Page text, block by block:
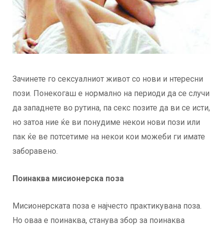
Зачинете го сексуалниот живот со нови и нтересни
пози. Понекогаш е нормално на периоди да се случи
да западнете во рутина, па секс позите да ви се исти,
но затоа ние ќе ви понудиме некои нови пози или
пак ќе ве потсетиме на некои кои можеби ги имате
заборавено.
Поинаква мисионерска поза
Мисионерската поза е најчесто практикувана поза.
Но оваа е поинаква, станува збор за поинаква